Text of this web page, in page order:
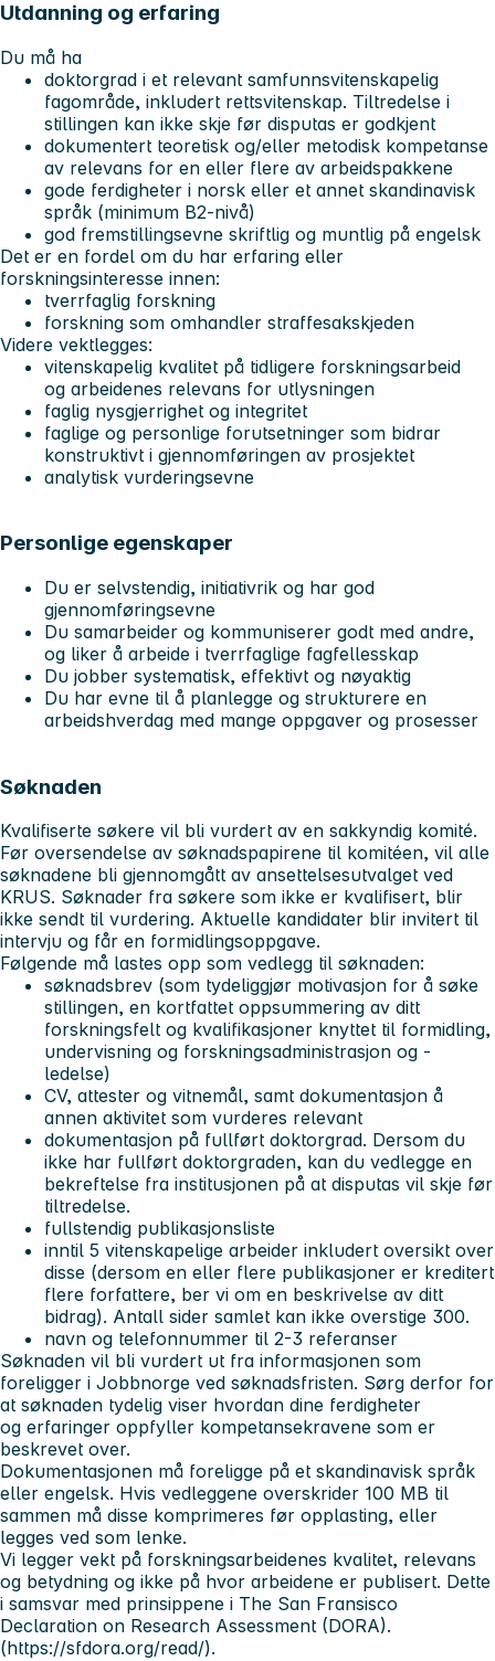
Utdanning og erfaring
Du må ha
doktorgrad i et relevant samfunnsvitenskapelig
fagområde, inkludert rettsvitenskap. Tiltredelse i
stillingen kan ikke skje før disputas er godkjent
dokumentert teoretisk og/eller metodisk kompetanse
av relevans for en eller flere av arbeidspakkene
gode ferdigheter i norsk eller et annet skandinavisk
språk (minimum B2-nivå)
god fremstillingsevne skriftlig og muntlig på engelsk
Det er en fordel om du har erfaring eller
forskningsinteresse innen:
tverrfaglig forskning
forskning som omhandler straffesakskjeden
Videre vektlegges:
vitenskapelig kvalitet på tidligere forskningsarbeid
og arbeidenes relevans for utlysningen
faglig nysgjerrighet og integritet
faglige og personlige forutsetninger som bidrar
konstruktivt i gjennomføringen av prosjektet
analytisk vurderingsevne
Personlige egenskaper
Du er selvstendig, initiativrik og har god
gjennomføringsevne
Du samarbeider og kommuniserer godt med andre,
og liker å arbeide i tverrfaglige fagfellesskap
Du jobber systematisk, effektivt og nøyaktig
Du har evne til å planlegge og strukturere en
arbeidshverdag med mange oppgaver og prosesser
Søknaden
Kvalifiserte søkere vil bli vurdert av en sakkyndig komité.
Før oversendelse av søknadspapirene til komitéen, vil alle
søknadene bli gjennomgått av ansettelsesutvalget ved
KRUS. Søknader fra søkere som ikke er kvalifisert, blir
ikke sendt til vurdering. Aktuelle kandidater blir invitert til
intervju og får en formidlingsoppgave.
Følgende må lastes opp som vedlegg til søknaden:
søknadsbrev (som tydeliggjør motivasjon for å søke
stillingen, en kortfattet oppsummering av ditt
forskningsfelt og kvalifikasjoner knyttet til formidling,
undervisning og forskningsadministrasjon og -
ledelse)
CV, attester og vitnemål, samt dokumentasjon å
annen aktivitet som vurderes relevant
dokumentasjon på fullført doktorgrad. Dersom du
ikke har fullført doktorgraden, kan du vedlegge en
bekreftelse fra institusjonen på at disputas vil skje før
tiltredelse.
fullstendig publikasjonsliste
inntil 5 vitenskapelige arbeider inkludert oversikt over
disse (dersom en eller flere publikasjoner er kreditert
flere forfattere, ber vi om en beskrivelse av ditt
bidrag). Antall sider samlet kan ikke overstige 300.
navn og telefonnummer til 2-3 referanser
Søknaden vil bli vurdert ut fra informasjonen som
foreligger i Jobbnorge ved søknadsfristen. Sørg derfor for
at søknaden tydelig viser hvordan dine ferdigheter
og erfaringer oppfyller kompetansekravene som er
beskrevet over.
Dokumentasjonen må foreligge på et skandinavisk språk
eller engelsk. Hvis vedleggene overskrider 100 MB til
sammen må disse komprimeres før opplasting, eller
legges ved som lenke.
Vi legger vekt på forskningsarbeidenes kvalitet, relevans
og betydning og ikke på hvor arbeidene er publisert. Dette
i samsvar med prinsippene i The San Fransisco
Declaration on Research Assessment (DORA).
(https://sfdora.org/read/).